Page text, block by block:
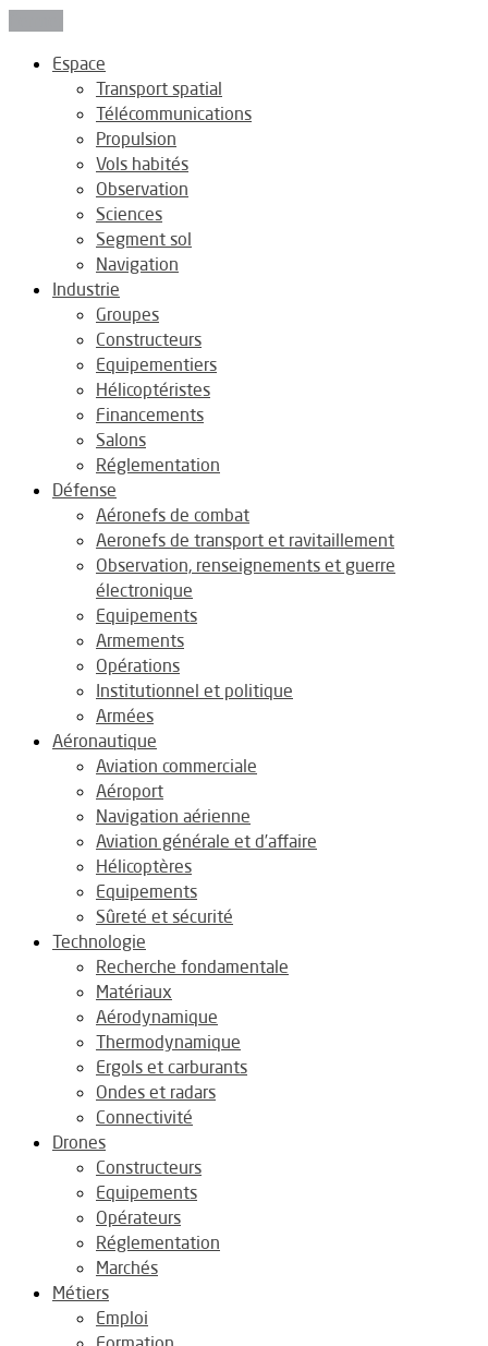
Espace
Transport spatial
Télécommunications
Propulsion
Vols habités
Observation
Sciences
Segment sol
Navigation
Industrie
Groupes
Constructeurs
Equipementiers
Hélicoptéristes
Financements
Salons
Réglementation
Défense
Aéronefs de combat
Aeronefs de transport et ravitaillement
Observation, renseignements et guerre
électronique
Equipements
Armements
Opérations
Institutionnel et politique
Armées
Aéronautique
Aviation commerciale
Aéroport
Navigation aérienne
Aviation générale et d’affaire
Hélicoptères
Equipements
Sûreté et sécurité
Technologie
Recherche fondamentale
Matériaux
Aérodynamique
Thermodynamique
Ergols et carburants
Ondes et radars
Connectivité
Drones
Constructeurs
Equipements
Opérateurs
Réglementation
Marchés
Métiers
Emploi